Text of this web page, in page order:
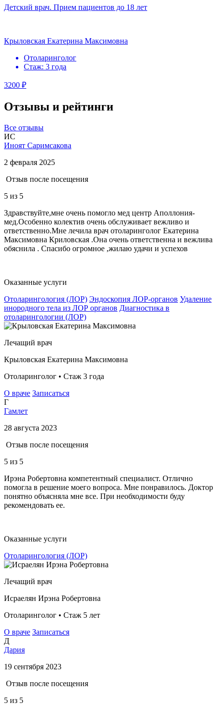
Детский врач. Прием пациентов до 18 лет
Крыловская Екатерина Максимовна
Отоларинголог
Стаж: 3 года
3200 ₽
Отзывы и рейтинги
Все отзывы
ИС
Иноят Саримсакова
2 февраля 2025
Отзыв после посещения
5 из 5
Здравствуйте,мне очень помогло мед центр Аполлония-
мед.Особенно колектив очень обслуживает вежливо и
ответственно.Мне лечила врач отоларинголог Екатерина
Максимовна Криловская .Она очень ответственна и вежлива
обяснила . Спасибо огромное ,жилаю удачи и успехов
Оказанные услуги
Отоларингология (ЛОР) Эндоскопия ЛОР-органов Удаление
инородного тела из ЛОР органов Диагностика в
отоларингологии (ЛОР)
Лечащий врач
Крыловская Екатерина Максимовна
Отоларинголог • Стаж 3 года
О враче Записаться
Г
Гамлет
28 августа 2023
Отзыв после посещения
5 из 5
Ирэна Робертовна компетентный специалист. Отлично
помогла в решение моего вопроса. Мне понравилось. Доктор
понятно объясняла мне все. При необходимости буду
рекомендовать ее.
Оказанные услуги
Отоларингология (ЛОР)
Лечащий врач
Исраелян Ирэна Робертовна
Отоларинголог • Стаж 5 лет
О враче Записаться
Д
Дария
19 сентября 2023
Отзыв после посещения
5 из 5